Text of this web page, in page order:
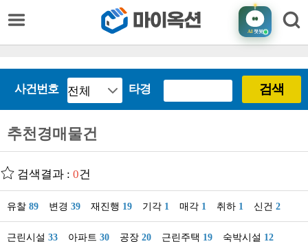
AI챗봇
사건번호 타경 검색
추천경매물건
검색결과 : 0건
유찰 89 변경 39 재진행 19 기각 1 매각 1 취하 1 신건 2
근린시설 33 아파트 30 공장 20 근린주택 19 숙박시설 12